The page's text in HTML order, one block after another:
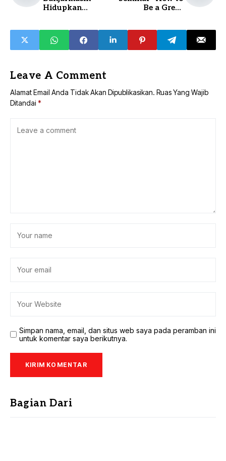
Hidupkan
Lomba Budaya
Be a Great
Leave A Comment
Alamat Email Anda Tidak Akan Dipublikasikan. Ruas Yang Wajib
Ditandai *
Simpan nama, email, dan situs web saya pada peramban ini
untuk komentar saya berikutnya.
Bagian Dari